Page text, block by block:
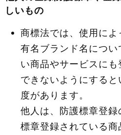
しいもの
商標法では、使用に
有名ブランド名につ
い商品やサービスに
できないようにする
度があります。
他人は、防護標章登
標章登録されている